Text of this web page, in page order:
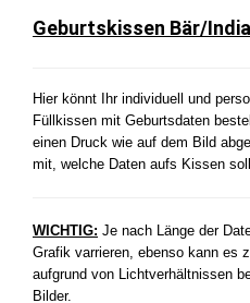
Geburtskissen Bär/
Hier könnt Ihr individuell und
Füllkissen mit Geburtsdaten
einen Druck wie auf dem Bild
mit, welche Daten aufs Kissen
WICHTIG: Je nach Länge der
Grafik varrieren, ebenso kann es
aufgrund von Lichtverhältnissen
Bilder.